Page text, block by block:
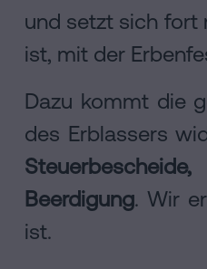
und setzt sich fort
ist, mit der
Dazu kommt die
des Erblassers
Beerdigung. Wir
ist.